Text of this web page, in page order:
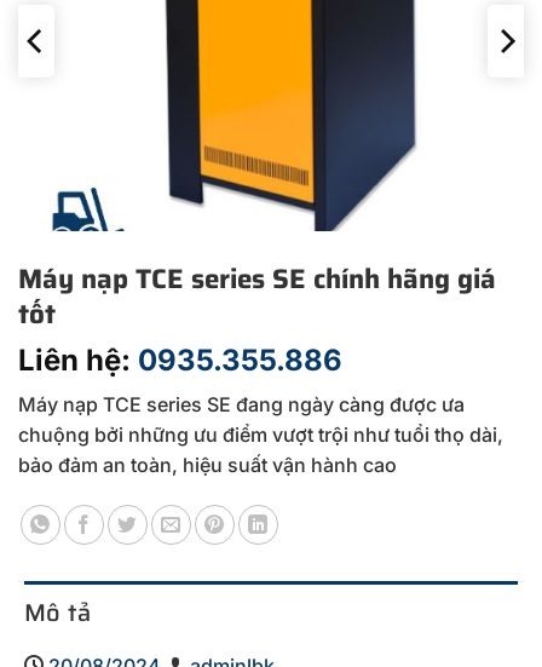
Máy nạp TCE series SE chính hãng giá
tốt
Liên hệ: 0935.355.886
Máy nạp TCE series SE đang ngày càng được ưa
chuộng bởi những ưu điểm vượt trội như tuổi thọ dài,
bảo đảm an toàn, hiệu suất vận hành cao
Mô tả